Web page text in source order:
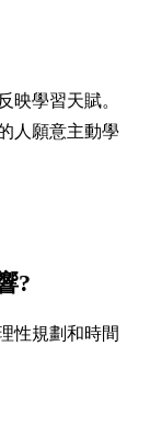
映學習天賦。
人願意主動學
?
性規劃和時間